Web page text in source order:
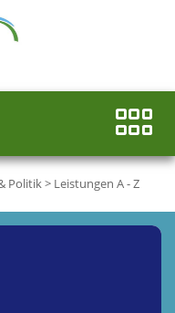
Politik> Leistungen A - Z